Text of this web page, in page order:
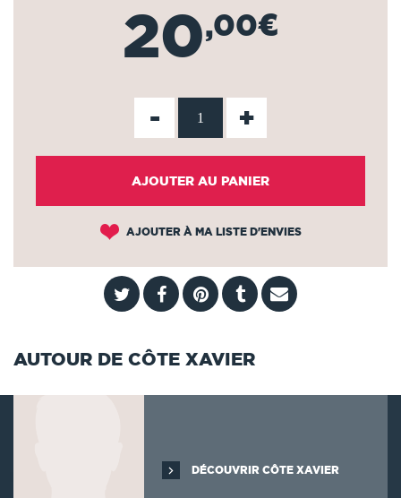
20,00€
- +
AJOUTER AU PANIER
AJOUTER À MA LISTE D'ENVIES
AUTOUR DE CÔTE XAVIER
DÉCOUVRIR CÔTE XAVIER